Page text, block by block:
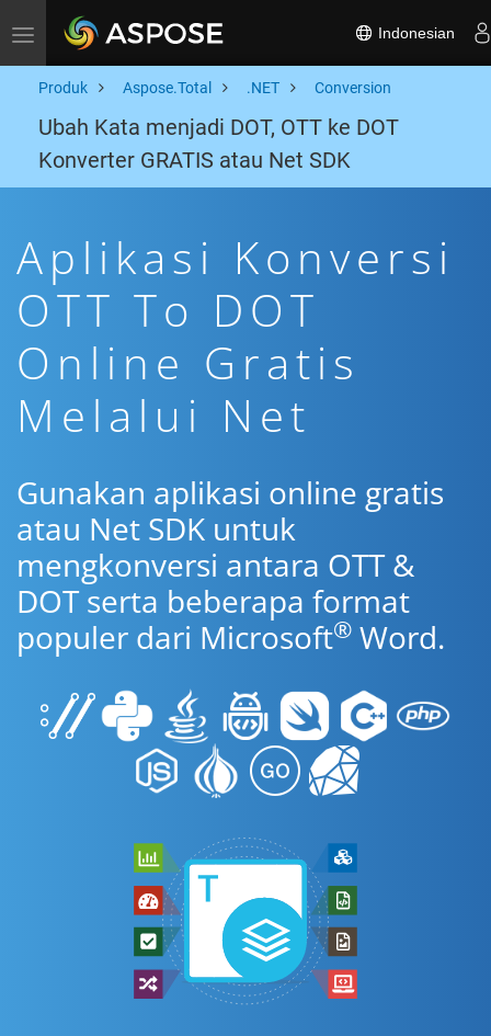
Toggle navigation Indonesian
Produk Aspose.Total .NET Conversion
Ubah Kata menjadi DOT, OTT ke DOT
Konverter GRATIS atau Net SDK
Aplikasi Konversi
OTT To DOT
Online Gratis
Melalui Net
Gunakan aplikasi online gratis
atau Net SDK untuk
mengkonversi antara OTT &
DOT serta beberapa format
populer dari Microsoft® Word.